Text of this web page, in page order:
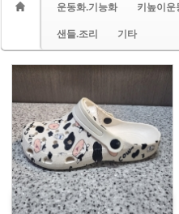
운동화.기능화
키높이운
샌들.조리
기타